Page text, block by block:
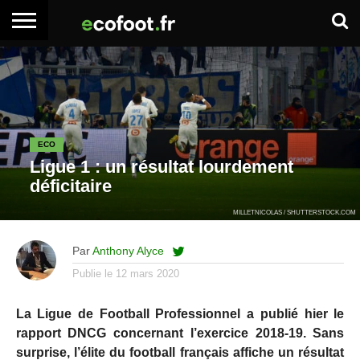
ACCUEIL
ARTICLES
PREMIUM
ADHÉSION
PREMIUM
SE
CONNECTER
EMPLOI
BOITE
À
OUTILS
ECO
Ligue 1 : un résultat lourdement
déficitaire
MILLETNICOLAS / SHUTTERSTOCK.COM
Par Anthony Alyce
Publie le 12 mars 2020
La Ligue de Football Professionnel a publié hier le
rapport DNCG concernant l’exercice 2018-19. Sans
surprise, l’élite du football français affiche un résultat